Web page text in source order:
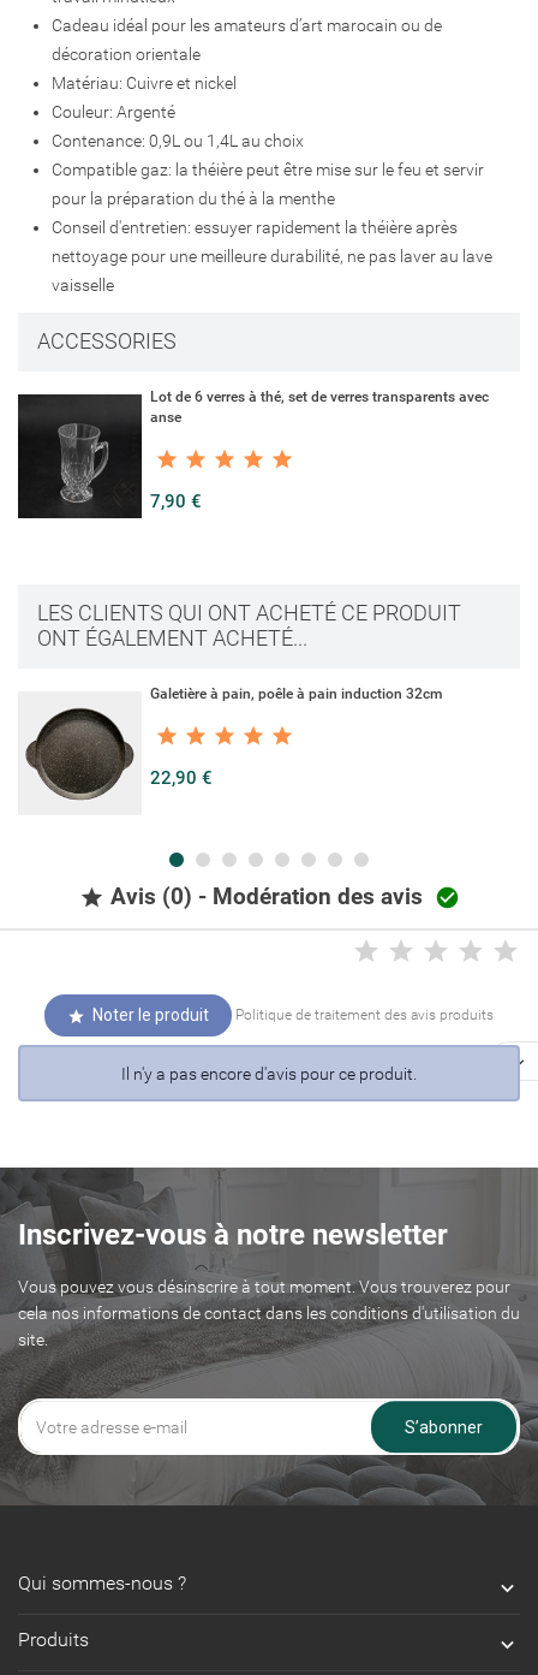
Cadeau idéal pour les amateurs d’art marocain ou de
décoration orientale
Matériau: Cuivre et nickel
Couleur: Argenté
Contenance: 0,9L ou 1,4L au choix
Compatible gaz: la théière peut être mise sur le feu et servir
pour la préparation du thé à la menthe
Conseil d'entretien: essuyer rapidement la théière après
nettoyage pour une meilleure durabilité, ne pas laver au lave
vaisselle
ACCESSORIES
Lot de 6 verres à thé, set de verres transparents avec
anse
7,90 €
LES CLIENTS QUI ONT ACHETÉ CE PRODUIT
ONT ÉGALEMENT ACHETÉ...
Galetière à pain, poêle à pain induction 32cm
22,90 €
 Avis (0) - Modération des avis 
 Noter le produit Politique de traitement des avis produits

Il n'y a pas encore d'avis pour ce produit.
Inscrivez-vous à notre newsletter
Vous pouvez vous désinscrire à tout moment. Vous trouverez pour
cela nos informations de contact dans les conditions d'utilisation du
site.
S’abonner
Qui sommes-nous ? 
Produits 
add_circle_outline Créer une nouvelle liste
Créer une liste d'envies